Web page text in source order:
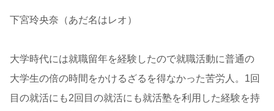
下宮玲央奈（あだ名はレオ）
大学時代には就職留年を経験したので就職活動に普通の
大学生の倍の時間をかけるざるを得なかった苦労人。1回
目の就活にも2回目の就活にも就活塾を利用した経験を持